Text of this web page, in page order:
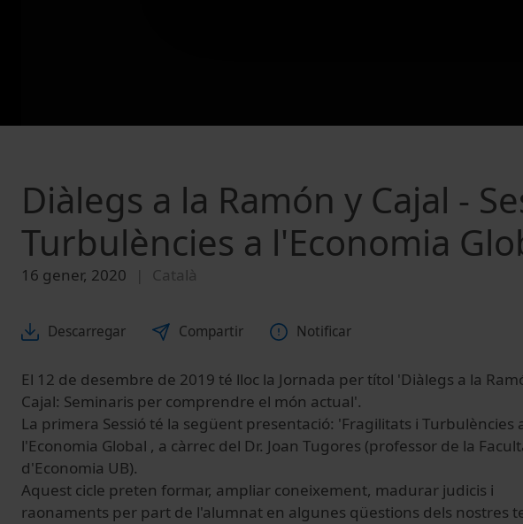
Diàlegs a la Ramón y Cajal -
Turbulències a l'Economia
16 gener, 2020 Català
Descarregar Compartir Notificar
El 12 de desembre de 2019 té lloc la Jornada per títol 'Diàlegs a la
Cajal: Seminaris per comprendre el món actual'.
La primera Sessió té la següent presentació: 'Fragilitats i Turbulències
l'Economia Global , a càrrec del Dr. Joan Tugores (professor de la
d'Economia UB).
Aquest cicle preten formar, ampliar coneixement, madurar judicis i
raonaments per part de l'alumnat en algunes qüestions dels nostres